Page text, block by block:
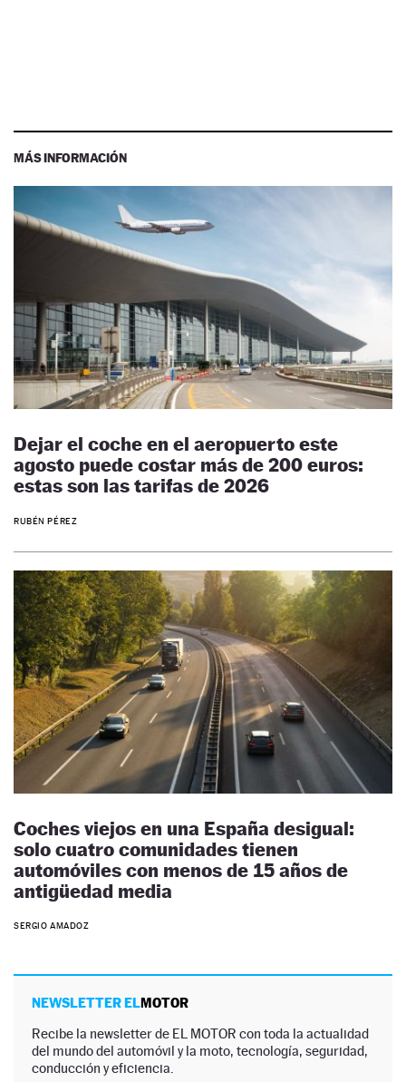
MÁS INFORMACIÓN
Dejar el coche en el aeropuerto este
agosto puede costar más de 200 euros:
estas son las tarifas de 2026
RUBÉN PÉREZ
Coches viejos en una España desigual:
solo cuatro comunidades tienen
automóviles con menos de 15 años de
antigüedad media
SERGIO AMADOZ
NEWSLETTER ELMOTOR
Recibe la newsletter de EL MOTOR con toda la actualidad
del mundo del automóvil y la moto, tecnología, seguridad,
conducción y eficiencia.